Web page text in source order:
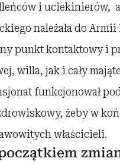
i uciekinierów,
należała do
punkt kontaktowy i
willa, jak i cały
funkcjonował
żeby w
właścicieli.